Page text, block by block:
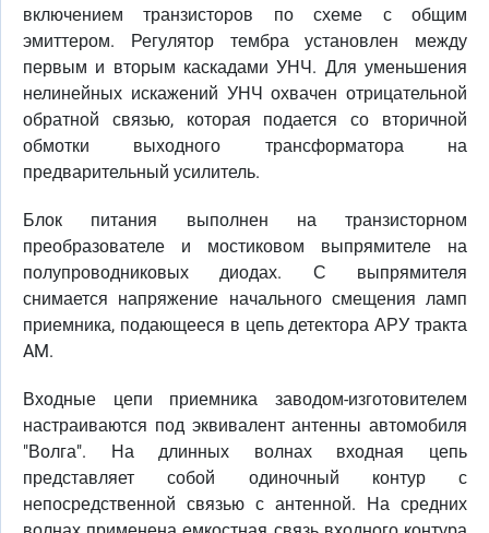
включением транзисторов по схеме с общим
эмиттером. Регулятор тембра установлен между
первым и вторым каскадами УНЧ. Для уменьшения
нелинейных искажений УНЧ охвачен отрицательной
обратной связью, которая подается со вторичной
обмотки выходного трансформатора на
предварительный усилитель.
Блок питания выполнен на транзисторном
преобразователе и мостиковом выпрямителе на
полупроводниковых диодах. С выпрямителя
снимается напряжение начального смещения ламп
приемника, подающееся в цепь детектора АРУ тракта
AM.
Входные цепи приемника заводом-изготовителем
настраиваются под эквивалент антенны автомобиля
"Волга". На длинных волнах входная цепь
представляет собой одиночный контур с
непосредственной связью с антенной. На средних